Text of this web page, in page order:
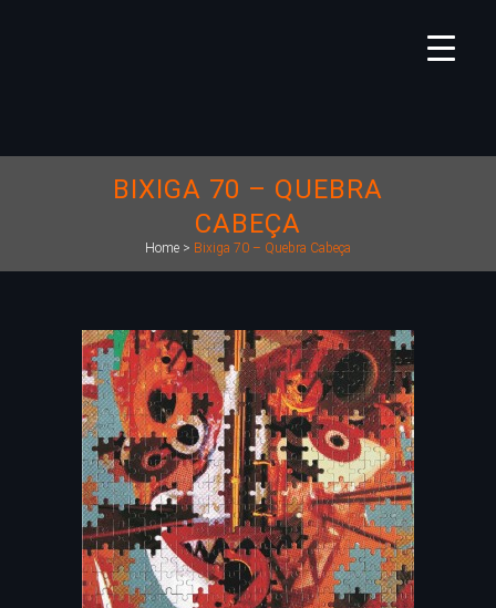
BIXIGA 70 – QUEBRA
CABEÇA
Home > Bixiga 70 – Quebra Cabeça